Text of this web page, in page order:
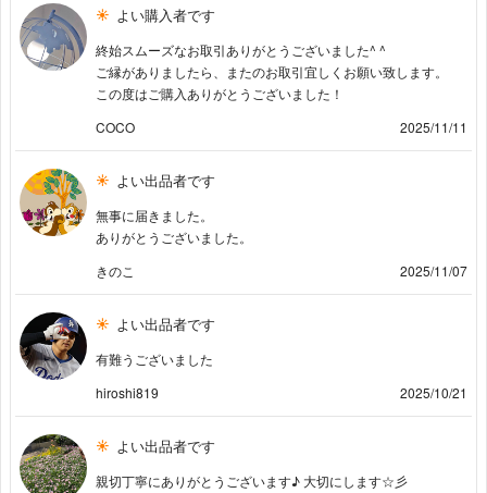
よい購入者です
終始スムーズなお取引ありがとうございました^ ^
ご縁がありましたら、またのお取引宜しくお願い致します。
この度はご購入ありがとうございました！
COCO
2025/11/11
よい出品者です
無事に届きました。
ありがとうございました。
きのこ
2025/11/07
よい出品者です
有難うございました
hiroshi819
2025/10/21
よい出品者です
親切丁寧にありがとうございます♪ 大切にします☆彡